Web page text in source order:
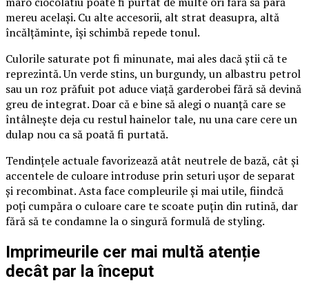
mereu același. Cu alte accesorii, alt strat deasupra, altă
încălțăminte, își schimbă repede tonul.
Culorile saturate pot fi minunate, mai ales dacă știi că te
reprezintă. Un verde stins, un burgundy, un albastru petrol
sau un roz prăfuit pot aduce viață garderobei fără să devină
greu de integrat. Doar că e bine să alegi o nuanță care se
întâlnește deja cu restul hainelor tale, nu una care cere un
dulap nou ca să poată fi purtată.
Tendințele actuale favorizează atât neutrele de bază, cât și
accentele de culoare introduse prin seturi ușor de separat
și recombinat. Asta face compleurile și mai utile, fiindcă
poți cumpăra o culoare care te scoate puțin din rutină, dar
fără să te condamne la o singură formulă de styling.
Imprimeurile cer mai multă atenție
decât par la început